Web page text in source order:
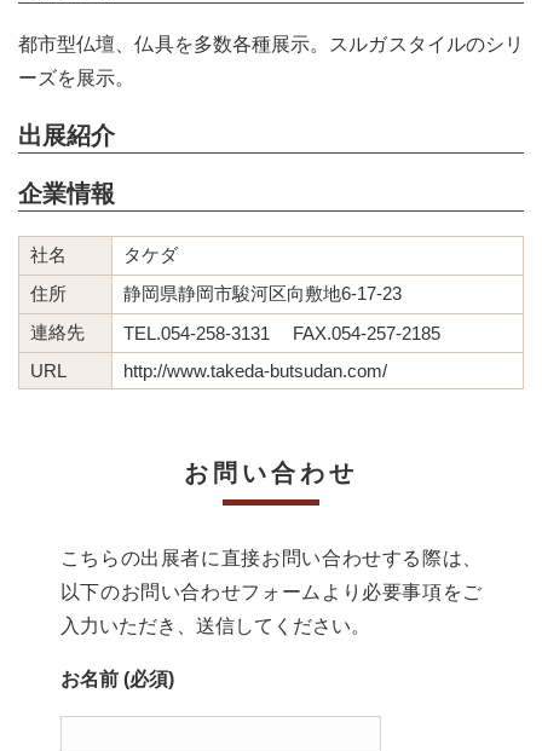
都市型仏壇、仏具を多数各種展示。スルガスタイルのシリ
ーズを展示。
出展紹介
企業情報
社名
タケダ
住所
静岡県静岡市駿河区向敷地6-17-23
連絡先
TEL.054-258-3131 FAX.054-257-2185
URL
http://www.takeda-butsudan.com/
お問い合わせ
こちらの出展者に直接お問い合わせする際は、
以下のお問い合わせフォームより必要事項をご
入力いただき、送信してください。
お名前 (必須)